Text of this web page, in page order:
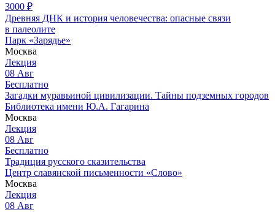
3000 ₽
Древняя ДНК и история человечества: опасные связи
в палеолите
Парк «Зарядье»
Москва
Лекция
08 Авг
Бесплатно
Загадки муравьиной цивилизации. Тайны подземных городов
Библиотека имени Ю.А. Гагарина
Москва
Лекция
08 Авг
Бесплатно
Традиция русского сказительства
Центр славянской письменности «Слово»
Москва
Лекция
08 Авг